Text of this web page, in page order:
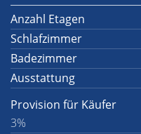
Anzahl Etagen
Schlafzimmer
Badezimmer
Ausstattung
Provision für Käufer
3%